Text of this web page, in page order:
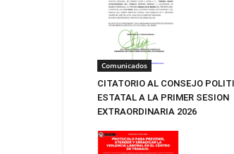
Comunicados
CITATORIO AL CONSEJO
ESTATAL A LA PRIMER SESION
EXTRAORDINARIA 2026